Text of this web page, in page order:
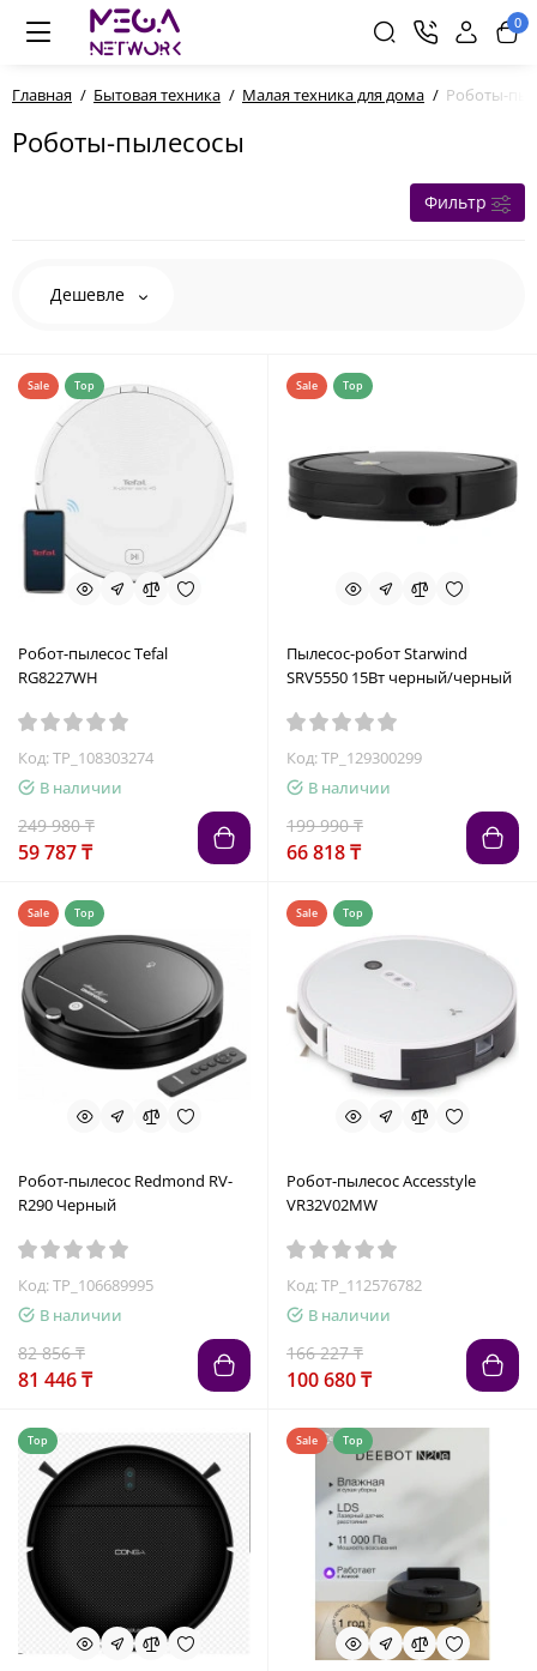
0
Главная Бытовая техника Малая техника для дома Роботы-
Роботы-пылесосы
Фильтр
Дешевле
Sale Top
Робот-пылесос Tefal
RG8227WH
Код: TP_108303274
В наличии
249 980 ₸
59 787 ₸
Sale Top
Пылесос-робот Starwind
SRV5550 15Вт черный/черный
Код: TP_129300299
В наличии
199 990 ₸
66 818 ₸
Sale Top
Робот-пылесос Redmond RV-
R290 Черный
Код: TP_106689995
В наличии
82 856 ₸
81 446 ₸
Sale Top
Робот-пылесос Accesstyle
VR32V02MW
Код: TP_112576782
В наличии
166 227 ₸
100 680 ₸
Top Sale Top